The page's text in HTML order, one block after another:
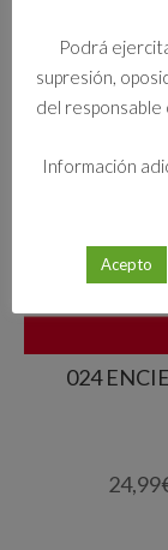
024
24,99
Podrá
supresión,
del responsable
Información
Acepto